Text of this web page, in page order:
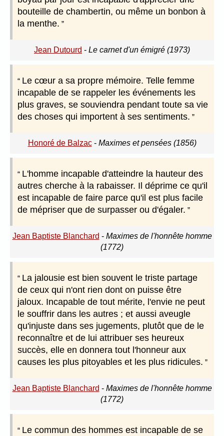
bouteille de chambertin, ou même un bonbon à
la menthe.
Jean Dutourd - Le carnet d'un émigré (1973)
Le cœur a sa propre mémoire. Telle femme
incapable de se rappeler les événements les
plus graves, se souviendra pendant toute sa vie
des choses qui importent à ses sentiments.
Honoré de Balzac- Maximes et pensées (1856)
L'homme incapable d'atteindre la hauteur des
autres cherche à la rabaisser. Il déprime ce qu'il
est incapable de faire parce qu'il est plus facile
de mépriser que de surpasser ou d'égaler.
Jean Baptiste Blanchard - Maximes de l'honnête homme
(1772)
La jalousie est bien souvent le triste partage
de ceux qui n'ont rien dont on puisse être
jaloux. Incapable de tout mérite, l'envie ne peut
le souffrir dans les autres ; et aussi aveugle
qu'injuste dans ses jugements, plutôt que de le
reconnaître et de lui attribuer ses heureux
succès, elle en donnera tout l'honneur aux
causes les plus pitoyables et les plus ridicules.
Jean Baptiste Blanchard - Maximes de l'honnête homme
(1772)
Le commun des hommes est incapable de se